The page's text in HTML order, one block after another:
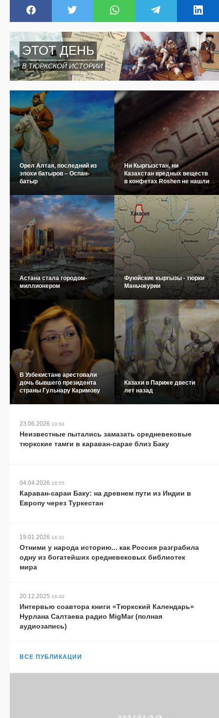
ЭТОТ ДЕНЬ
В ТЮРКСКОЙ ИСТОРИИ
Орел Алтая, последний из
эпохи батыров – Оспан-
батыр
Ни Кыргызстан, ни
Казахстан вредных веществ
в конфетах Roshen не нашли
Астана стала городом-
миллионером
Фуюйские кыргызы - тюрки
Маньчжурии
В Узбекистане арестовали
дочь бывшего президента
страны Гульнару Каримову
Казахи в Париже двести
лет назад
23.06.2026 10:34
Неизвестные пытались замазать средневековые
тюркские тамги в караван-сарае близ Баку
04.04.2026 16:55
Караван-сараи Баку: на древнем пути из Индии в
Европу через Туркестан
19.01.2026 14:31
Отними у народа историю... как Россия разграбила
одну из богатейших средневековых библиотек
мира
20.12.2025 16:40
Интервью соавтора книги «Тюркский Календарь»
Нурлана Салтаева радио MigMar (полная
аудиозапись)
ВСЕ ПУБЛИКАЦИИ